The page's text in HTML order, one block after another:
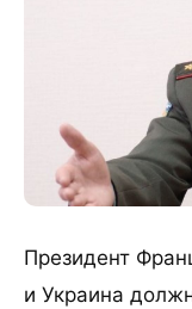
Президент
и Украина